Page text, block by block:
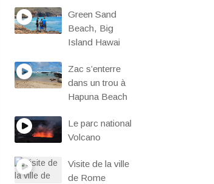
Green Sand
Beach, Big
Island Hawai
Zac s’enterre
dans un trou à
Hapuna Beach
Le parc national
Volcano
Visite de la ville
de Rome